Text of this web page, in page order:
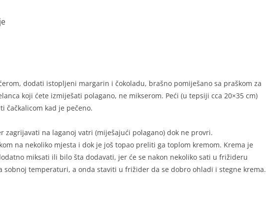
dodati istopljeni margarin i čokoladu, brašno pomiješano sa praškom za
koji ćete izmiješati polagano, ne mikserom. Peći (u tepsiji cca 20×35 cm)
čačkalicom kad je pečeno.
zagrijavati na laganoj vatri (miješajući polagano) dok ne provri.
na nekoliko mjesta i dok je još topao preliti ga toplom kremom. Krema je
miksati ili bilo šta dodavati, jer će se nakon nekoliko sati u frižideru
sobnoj temperaturi, a onda staviti u frižider da se dobro ohladi i stegne krema.